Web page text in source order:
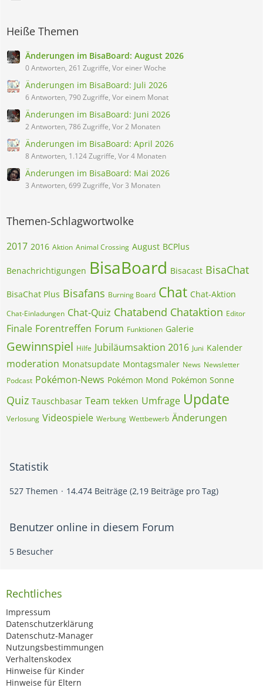
Heiße Themen
Änderungen im BisaBoard: August 2026
0 Antworten, 261 Zugriffe, Vor einer Woche
Änderungen im BisaBoard: Juli 2026
6 Antworten, 790 Zugriffe, Vor einem Monat
Änderungen im BisaBoard: Juni 2026
2 Antworten, 786 Zugriffe, Vor 2 Monaten
Änderungen im BisaBoard: April 2026
8 Antworten, 1.124 Zugriffe, Vor 4 Monaten
Änderungen im BisaBoard: Mai 2026
3 Antworten, 699 Zugriffe, Vor 3 Monaten
Themen-Schlagwortwolke
2017 2016 Aktion Animal Crossing August BCPlus
Benachrichtigungen BisaBoard Bisacast BisaChat
BisaChat Plus Bisafans Burning Board Chat Chat-Aktion
Chat-Einladungen Chat-Quiz Chatabend Chataktion Editor
Finale Forentreffen Forum Funktionen Galerie
Gewinnspiel Hilfe Jubiläumsaktion 2016 Juni Kalender
moderation Monatsupdate Montagsmaler News Newsletter
Podcast Pokémon-News Pokémon Mond Pokémon Sonne
Quiz Tauschbasar Team tekken Umfrage Update
Verlosung Videospiele Werbung Wettbewerb Änderungen
Statistik
527 Themen 14.474 Beiträge (2,19 Beiträge pro Tag)
Benutzer online in diesem Forum
5 Besucher
Rechtliches
Impressum
Datenschutzerklärung
Datenschutz-Manager
Nutzungsbestimmungen
Verhaltenskodex
Hinweise für Kinder
Hinweise für Eltern